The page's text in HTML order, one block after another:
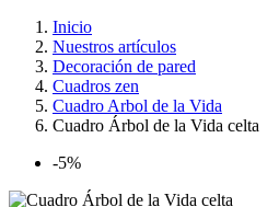
Inicio
Nuestros artículos
Decoración de pared
Cuadros zen
Cuadro Arbol de la Vida
Cuadro Árbol de la Vida celta
-5%